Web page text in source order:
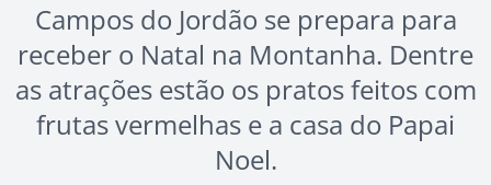
Campos do Jordão se prepara para
receber o Natal na Montanha. Dentre
as atrações estão os pratos feitos com
frutas vermelhas e a casa do Papai
Noel.